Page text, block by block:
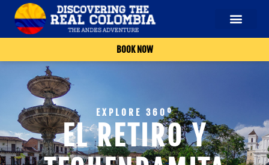
BOOK NOW
EXPLORE 360º
EL RETIRO Y